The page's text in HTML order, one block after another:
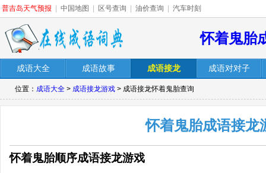
普吉岛天气预报 中国地图 区号查询 油价查询 汽车时刻
怀着鬼胎
成语大全 成语故事 成语接龙 成语对对子
位置： 成语大全 > 成语接龙游戏 > 成语接龙怀着鬼胎查询
怀着鬼胎成语接龙
怀着鬼胎顺序成语接龙游戏